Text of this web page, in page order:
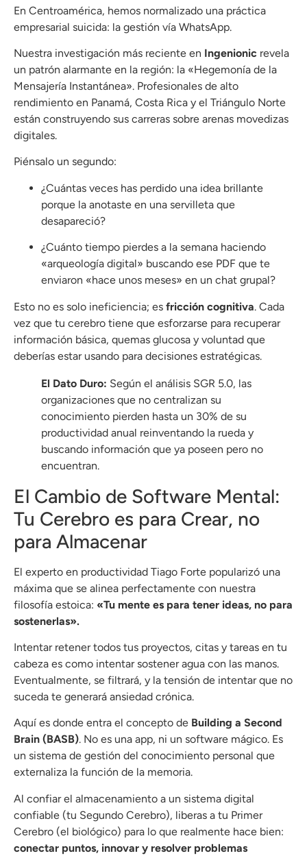
En Centroamérica, hemos normalizado una práctica
empresarial suicida: la gestión vía WhatsApp.
Nuestra investigación más reciente en Ingenionic revela
un patrón alarmante en la región: la «Hegemonía de la
Mensajería Instantánea». Profesionales de alto
rendimiento en Panamá, Costa Rica y el Triángulo Norte
están construyendo sus carreras sobre arenas movedizas
digitales.
Piénsalo un segundo:
¿Cuántas veces has perdido una idea brillante
porque la anotaste en una servilleta que
desapareció?
¿Cuánto tiempo pierdes a la semana haciendo
«arqueología digital» buscando ese PDF que te
enviaron «hace unos meses» en un chat grupal?
Esto no es solo ineficiencia; es fricción cognitiva. Cada
vez que tu cerebro tiene que esforzarse para recuperar
información básica, quemas glucosa y voluntad que
deberías estar usando para decisiones estratégicas.
El Dato Duro: Según el análisis SGR 5.0, las
organizaciones que no centralizan su
conocimiento pierden hasta un 30% de su
productividad anual reinventando la rueda y
buscando información que ya poseen pero no
encuentran.
El Cambio de Software Mental:
Tu Cerebro es para Crear, no
para Almacenar
El experto en productividad Tiago Forte popularizó una
máxima que se alinea perfectamente con nuestra
filosofía estoica: «Tu mente es para tener ideas, no para
sostenerlas».
Intentar retener todos tus proyectos, citas y tareas en tu
cabeza es como intentar sostener agua con las manos.
Eventualmente, se filtrará, y la tensión de intentar que no
suceda te generará ansiedad crónica.
Aquí es donde entra el concepto de Building a Second
Brain (BASB). No es una app, ni un software mágico. Es
un sistema de gestión del conocimiento personal que
externaliza la función de la memoria.
Al confiar el almacenamiento a un sistema digital
confiable (tu Segundo Cerebro), liberas a tu Primer
Cerebro (el biológico) para lo que realmente hace bien:
conectar puntos, innovar y resolver problemas